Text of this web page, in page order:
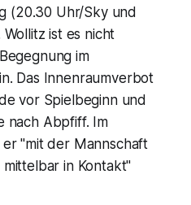
(20.30 Uhr/Sky und
ist es nicht
im
Das Innenraumverbot
vor Spielbeginn und
nach Abpfiff. Im
"mit der Mannschaft
in Kontakt"